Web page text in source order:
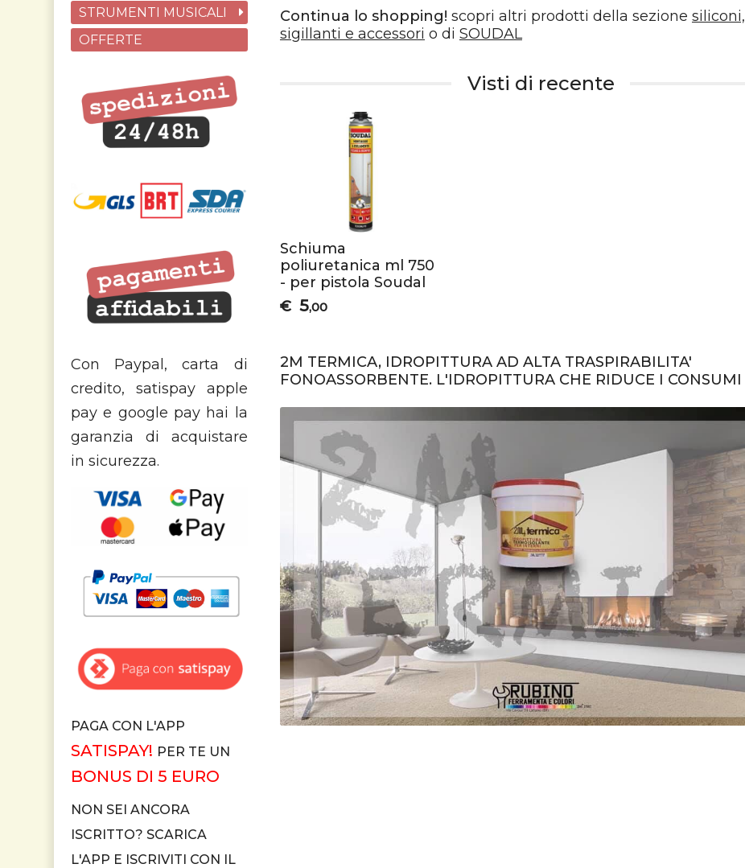
Continua lo shopping! scopri altri prodotti della sezione siliconi,
sigillanti e accessori o di SOUDAL
Visti di recente
Schiuma
poliuretanica ml 750
- per pistola Soudal
€ 5,00
2M TERMICA, IDROPITTURA AD ALTA TRASPIRABILITA'
FONOASSORBENTE. L'IDROPITTURA CHE RIDUCE I CONSUMI
STRUMENTI MUSICALI
OFFERTE
Con Paypal, carta di
credito, satispay apple
pay e google pay hai la
garanzia di acquistare
in sicurezza.
PAGA CON L'APP
SATISPAY! PER TE UN
BONUS DI 5 EURO
NON SEI ANCORA
ISCRITTO? SCARICA
L'APP E ISCRIVITI CON IL